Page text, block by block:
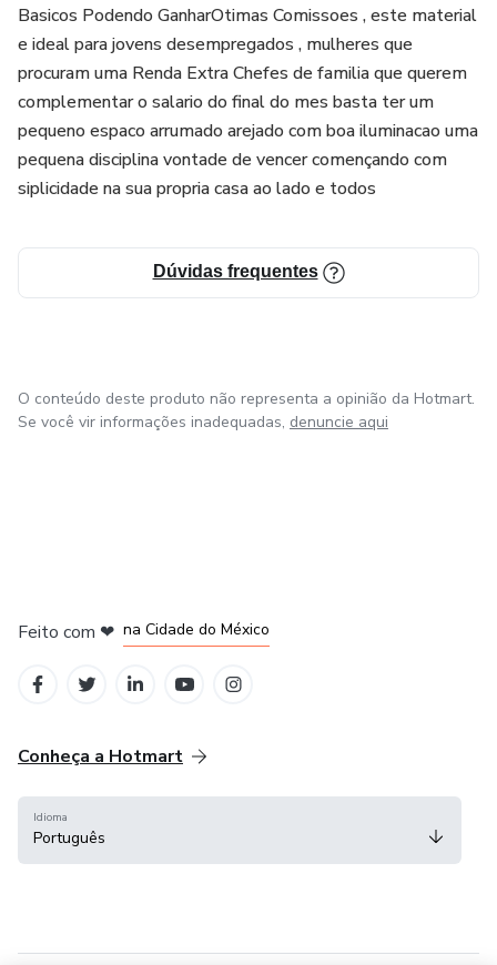
Basicos Podendo GanharOtimas Comissoes , este material
e ideal para jovens desempregados , mulheres que
procuram uma Renda Extra Chefes de familia que querem
complementar o salario do final do mes basta ter um
pequeno espaco arrumado arejado com boa iluminacao uma
pequena disciplina vontade de vencer començando com
siplicidade na sua propria casa ao lado e todos
Dúvidas frequentes
O conteúdo deste produto não representa a opinião da Hotmart.
Se você vir informações inadequadas, denuncie aqui
Feito com ❤ na Cidade do México
Conheça a Hotmart
Idioma
Português